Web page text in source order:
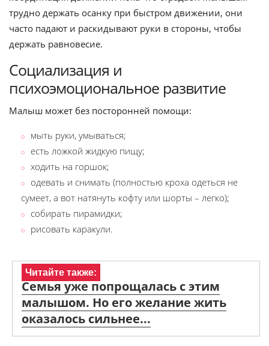
трудно держать осанку при быстром движении, они
часто падают и раскидывают руки в стороны, чтобы
держать равновесие.
Социализация и
психоэмоциональное развитие
Малыш может без посторонней помощи:
мыть руки, умываться;
есть ложкой жидкую пищу;
ходить на горшок;
одевать и снимать (полностью кроха одеться не
сумеет, а вот натянуть кофту или шорты – легко);
собирать пирамидки;
рисовать каракули.
Читайте также:
Семья уже попрощалась с этим
малышом. Но его желание жить
оказалось сильнее...